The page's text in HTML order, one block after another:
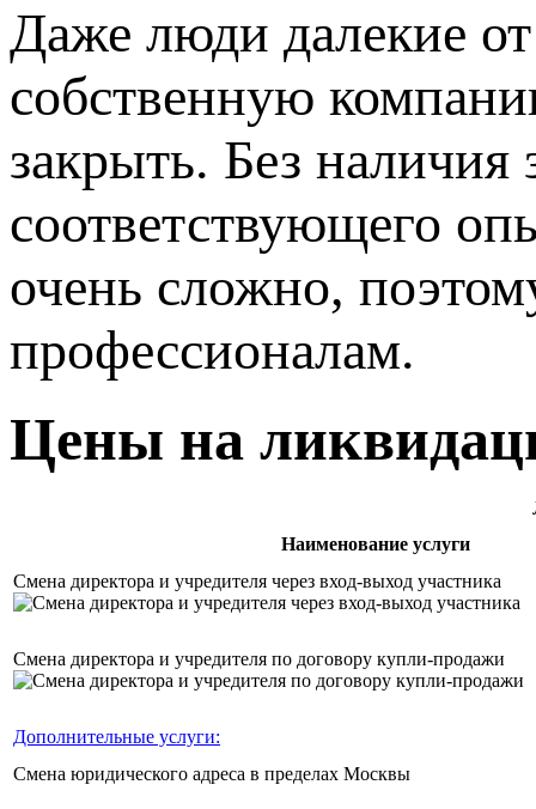
Даже люди далекие от
собственную
закрыть. Без
соответствующего
очень сложно,
профессионалам.
Цены на
Наименование услуги
Смена директора и учредителя через вход-выход участника
Смена директора и учредителя по договору купли-продажи
Дополнительные услуги:
Смена юридического адреса в пределах Москвы